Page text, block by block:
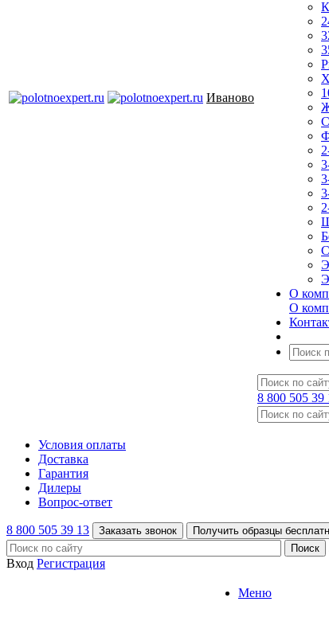
Иваново
О
О
8 800 505 39
Условия оплаты
Доставка
Гарантия
Дилеры
Вопрос-ответ
8 800 505 39 13 Заказать звонок Получить образцы
Вход Регистрация
Меню